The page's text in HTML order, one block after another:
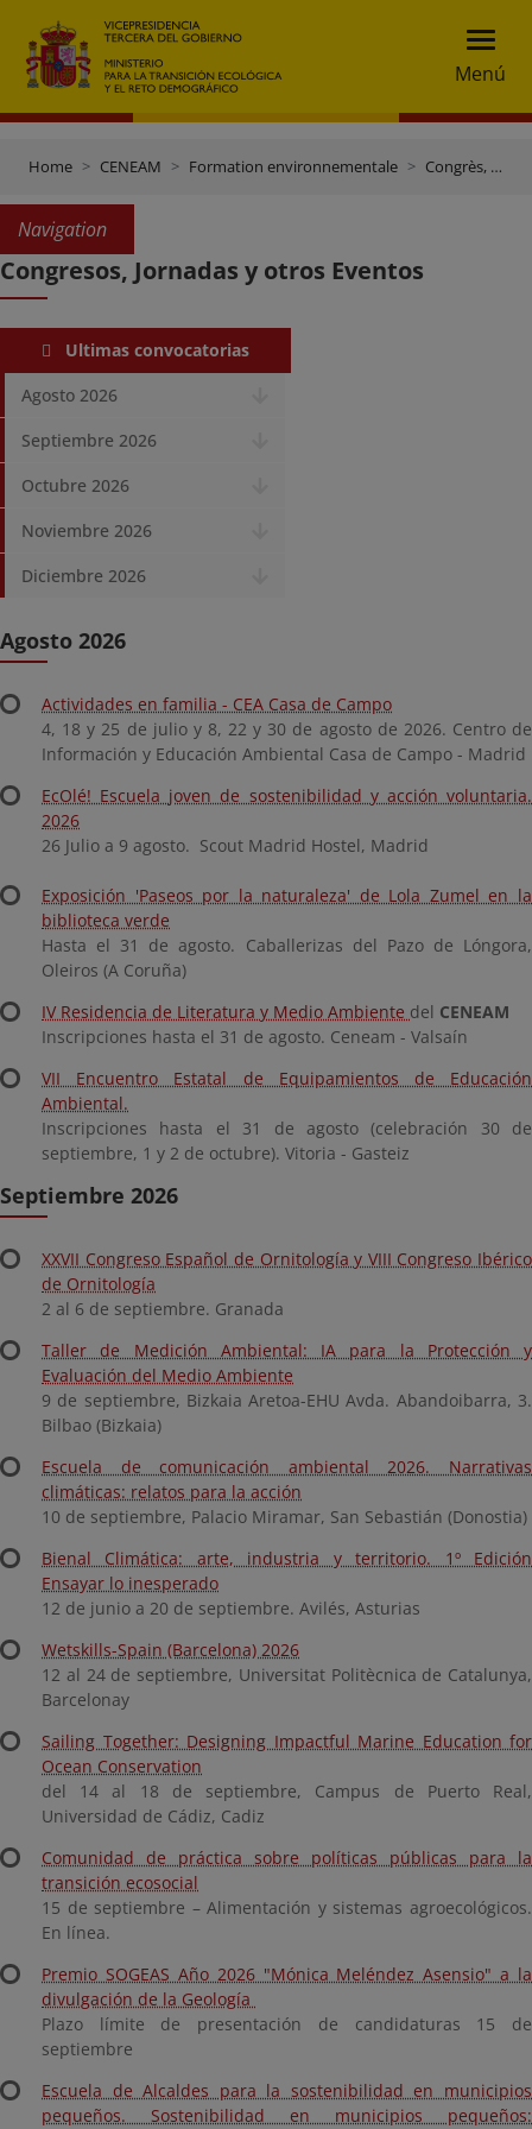
Menú
Home CENEAM Formation environnementale Congrès, journées et autres évènements
Navigation
Congresos, Jornadas y otros Eventos
Ultimas convocatorias
Agosto 2026
Septiembre 2026
Octubre 2026
Noviembre 2026
Diciembre 2026
Agosto 2026
Actividades en familia - CEA Casa de Campo
4, 18 y 25 de julio y 8, 22 y 30 de agosto de 2026. Centro de
Información y Educación Ambiental Casa de Campo - Madrid
EcOlé! Escuela joven de sostenibilidad y acción voluntaria.
2026
26 Julio a 9 agosto. Scout Madrid Hostel, Madrid
Exposición 'Paseos por la naturaleza' de Lola Zumel en la
biblioteca verde
Hasta el 31 de agosto. Caballerizas del Pazo de Lóngora,
Oleiros (A Coruña)
IV Residencia de Literatura y Medio Ambiente del CENEAM
Inscripciones hasta el 31 de agosto. Ceneam - Valsaín
VII Encuentro Estatal de Equipamientos de Educación
Ambiental.
Inscripciones hasta el 31 de agosto (celebración 30 de
septiembre, 1 y 2 de octubre). Vitoria - Gasteiz
Septiembre 2026
XXVII Congreso Español de Ornitología y VIII Congreso Ibérico
de Ornitología
2 al 6 de septiembre. Granada
Taller de Medición Ambiental: IA para la Protección y
Evaluación del Medio Ambiente
9 de septiembre, Bizkaia Aretoa-EHU Avda. Abandoibarra, 3.
Bilbao (Bizkaia)
Escuela de comunicación ambiental 2026. Narrativas
climáticas: relatos para la acción
10 de septiembre, Palacio Miramar, San Sebastián (Donostia)
Bienal Climática: arte, industria y territorio. 1º Edición
Ensayar lo inesperado
12 de junio a 20 de septiembre. Avilés, Asturias
Wetskills-Spain (Barcelona) 2026
12 al 24 de septiembre, Universitat Politècnica de Catalunya,
Barcelonay
Sailing Together: Designing Impactful Marine Education for
Ocean Conservation
del 14 al 18 de septiembre, Campus de Puerto Real,
Universidad de Cádiz, Cadiz
Comunidad de práctica sobre políticas públicas para la
transición ecosocial
15 de septiembre – Alimentación y sistemas agroecológicos.
En línea.
Premio SOGEAS Año 2026 "Mónica Meléndez Asensio" a la
divulgación de la Geología
Plazo límite de presentación de candidaturas 15 de
septiembre
Escuela de Alcaldes para la sostenibilidad en municipios
pequeños. Sostenibilidad en municipios pequeños: